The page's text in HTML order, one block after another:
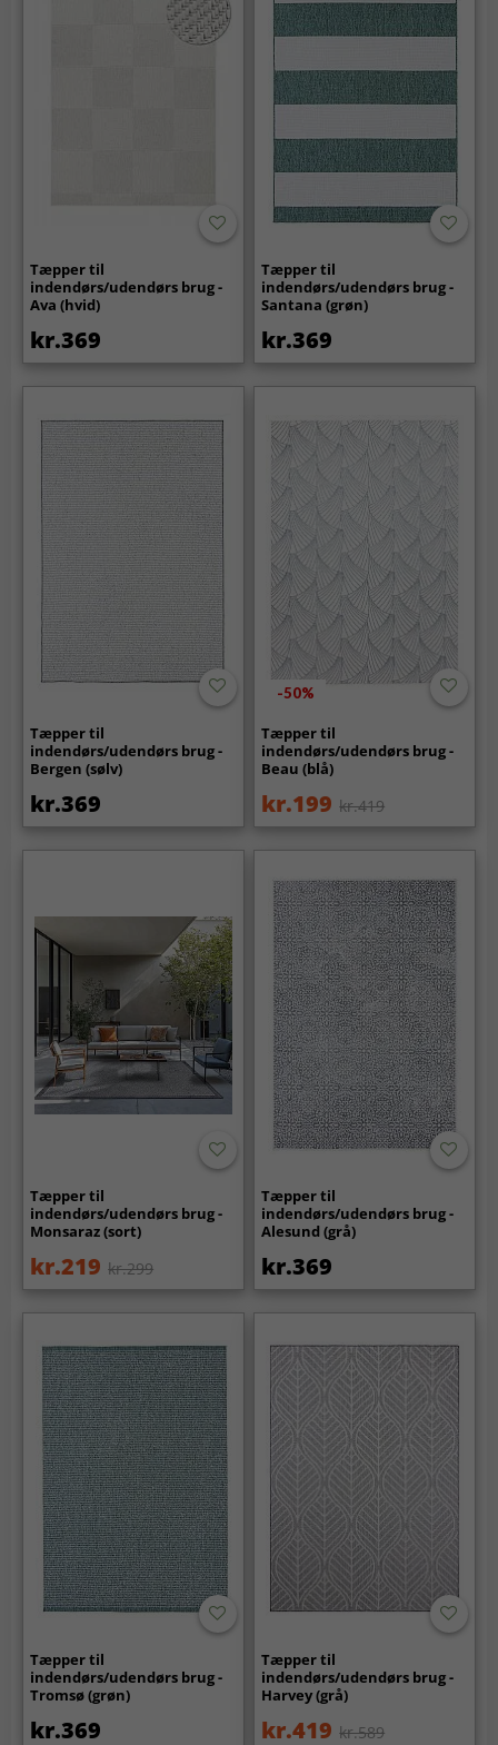
Tæpper til
indendørs/udendørs brug -
Ava (hvid)
kr.369
Tæpper til
indendørs/udendørs brug -
Santana (grøn)
kr.369
Tæpper til
indendørs/udendørs brug -
Bergen (sølv)
kr.369
-50%
Tæpper til
indendørs/udendørs brug -
Beau (blå)
kr.199 kr.419
Tæpper til
indendørs/udendørs brug -
Monsaraz (sort)
kr.219 kr.299
Tæpper til
indendørs/udendørs brug -
Alesund (grå)
kr.369
Tæpper til
indendørs/udendørs brug -
Tromsø (grøn)
kr.369
Tæpper til
indendørs/udendørs brug -
Harvey (grå)
kr.419 kr.589